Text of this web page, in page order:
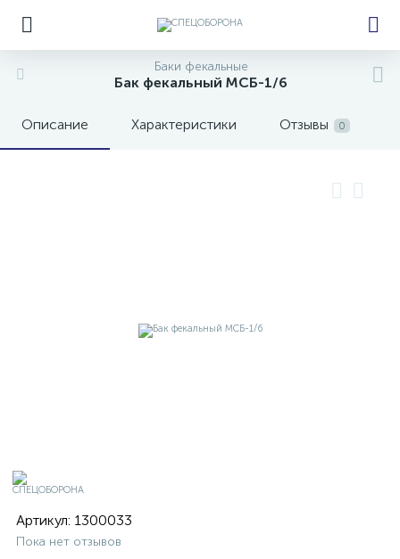
Баки фекальные
Бак фекальный МСБ-1/6
Описание Характеристики Отзывы 0
Артикул: 1300033
Пока нет отзывов